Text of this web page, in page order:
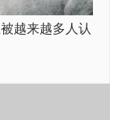
越来越多人认